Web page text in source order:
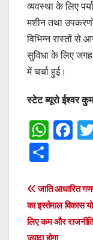
व्यवस्था के लिए
मशीन तथा
विभिन्न रास्तों से
सुविधा के लिए
में चर्चा हुई।
स्टेट ब्यूरो ईश्वर
W
s
A
p
F
e
b
o
ar
e
Post
जाति आधारित
का इस्‍तेमाल विकास
लिए कम और
ज्‍यादा होगा